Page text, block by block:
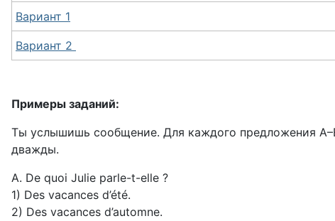
Вариант 1
Вариант 2
Примеры заданий:
Ты услышишь сообщение. Для каждого предложения
дважды.
А. De quoi Julie parle-t-elle ?
1) Des vacances d’été.
2) Des vacances d’automne.